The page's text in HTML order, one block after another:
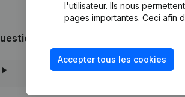
fréquemment posées
l'utilisateur. Ils nous
pages importantes. Ceci afin
Accepter tous les cookies